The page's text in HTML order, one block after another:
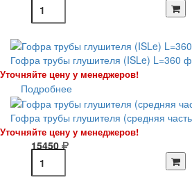
Гофра трубы глушителя (ISLe) L=360
Уточняйте цену у менеджеров!
Подробнее
Гофра трубы глушителя (средняя
Уточняйте цену у менеджеров!
15450